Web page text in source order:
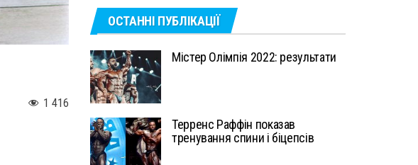
1 416
ОСТАННІ ПУБЛІКАЦІЇ
Містер Олімпія 2022: результати
Терренс Раффін показав
тренування спини і біцепсів